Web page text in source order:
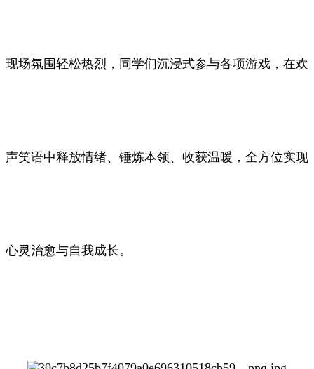
现场氛围轻松热烈，同学们沉浸式参与各项游戏，在欢
声笑语中释放情绪、锤炼本领、收获温暖，全方位实现
心灵治愈与自我成长。